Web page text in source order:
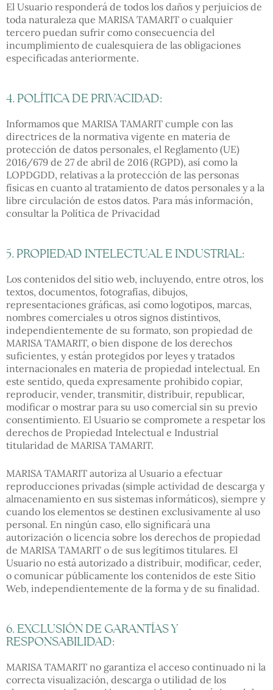
El Usuario responderá de todos los daños y perjuicios de
toda naturaleza que MARISA TAMARIT o cualquier
tercero puedan sufrir como consecuencia del
incumplimiento de cualesquiera de las obligaciones
especificadas anteriormente.
4. POLÍTICA DE PRIVACIDAD:
Informamos que MARISA TAMARIT cumple con las
directrices de la normativa vigente en materia de
protección de datos personales, el Reglamento (UE)
2016/679 de 27 de abril de 2016 (RGPD), así como la
LOPDGDD, relativas a la protección de las personas
físicas en cuanto al tratamiento de datos personales y a la
libre circulación de estos datos. Para más información,
consultar la Política de Privacidad
5. PROPIEDAD INTELECTUAL E INDUSTRIAL:
Los contenidos del sitio web, incluyendo, entre otros, los
textos, documentos, fotografías, dibujos,
representaciones gráficas, así como logotipos, marcas,
nombres comerciales u otros signos distintivos,
independientemente de su formato, son propiedad de
MARISA TAMARIT, o bien dispone de los derechos
suficientes, y están protegidos por leyes y tratados
internacionales en materia de propiedad intelectual. En
este sentido, queda expresamente prohibido copiar,
reproducir, vender, transmitir, distribuir, republicar,
modificar o mostrar para su uso comercial sin su previo
consentimiento. El Usuario se compromete a respetar los
derechos de Propiedad Intelectual e Industrial
titularidad de MARISA TAMARIT.
MARISA TAMARIT autoriza al Usuario a efectuar
reproducciones privadas (simple actividad de descarga y
almacenamiento en sus sistemas informáticos), siempre y
cuando los elementos se destinen exclusivamente al uso
personal. En ningún caso, ello significará una
autorización o licencia sobre los derechos de propiedad
de MARISA TAMARIT o de sus legítimos titulares. El
Usuario no está autorizado a distribuir, modificar, ceder,
o comunicar públicamente los contenidos de este Sitio
Web, independientemente de la forma y de su finalidad.
6. EXCLUSIÓN DE GARANTÍAS Y
RESPONSABILIDAD:
MARISA TAMARIT no garantiza el acceso continuado ni la
correcta visualización, descarga o utilidad de los